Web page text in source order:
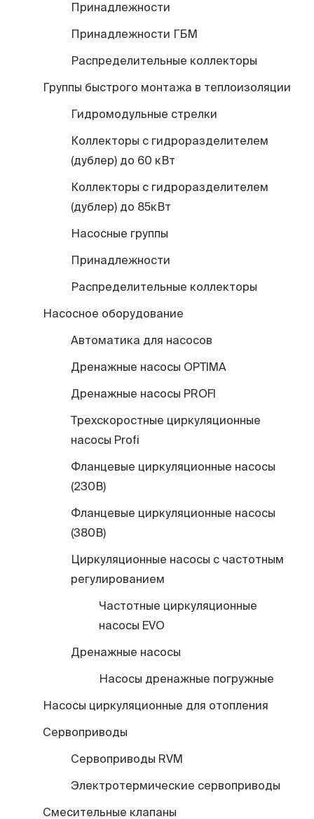
Принадлежности
Принадлежности ГБМ
Распределительные коллекторы
Группы быстрого монтажа в теплоизоляции
Гидромодульные стрелки
Коллекторы с гидроразделителем
(дублер) до 60 кВт
Коллекторы с гидроразделителем
(дублер) до 85кВт
Насосные группы
Принадлежности
Распределительные коллекторы
Насосное оборудование
Автоматика для насосов
Дренажные насосы OPTIMA
Дренажные насосы PROFI
Трехскоростные циркуляционные
насосы Profi
Фланцевые циркуляционные насосы
(230В)
Фланцевые циркуляционные насосы
(380В)
Циркуляционные насосы с частотным
регулированием
Частотные циркуляционные
насосы EVO
Дренажные насосы
Насосы дренажные погружные
Насосы циркуляционные для отопления
Сервоприводы
Сервоприводы RVM
Электротермические сервоприводы
Смесительные клапаны